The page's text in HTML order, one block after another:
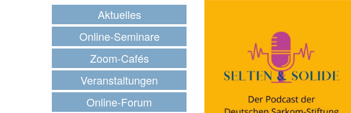
Aktuelles
Online-Seminare
Zoom-Cafés
Veranstaltungen
Online-Forum